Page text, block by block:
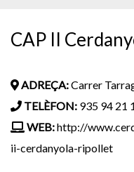
CAP II
ADREÇA:Carrer
TELÈFON: 935 94 21
WEB:http://
ii-cerdanyola-ripollet